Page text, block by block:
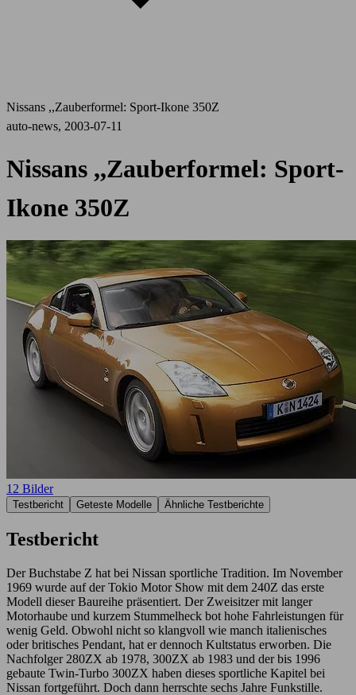
Nissans ,,Zauberformel: Sport-Ikone 350Z
auto-news, 2003-07-11
Nissans ,,Zauberformel: Sport-
Ikone 350Z
12 Bilder
Testbericht Geteste Modelle Ähnliche Testberichte
Testbericht
Der Buchstabe Z hat bei Nissan sportliche Tradition. Im November
1969 wurde auf der Tokio Motor Show mit dem 240Z das erste
Modell dieser Baureihe präsentiert. Der Zweisitzer mit langer
Motorhaube und kurzem Stummelheck bot hohe Fahrleistungen für
wenig Geld. Obwohl nicht so klangvoll wie manch italienisches
oder britisches Pendant, hat er dennoch Kultstatus erworben. Die
Nachfolger 280ZX ab 1978, 300ZX ab 1983 und der bis 1996
gebaute Twin-Turbo 300ZX haben dieses sportliche Kapitel bei
Nissan fortgeführt. Doch dann herrschte sechs Jahre Funkstille.